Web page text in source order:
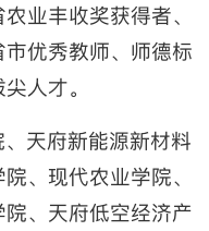
业丰收奖获得者、
优秀教师、师德标
人才。
天府新能源新材料
、现代农业学院、
、天府低空经济产